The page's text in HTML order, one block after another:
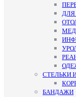
ДЛЯ
СТЕЛЬКИ
БАНДАЖИ